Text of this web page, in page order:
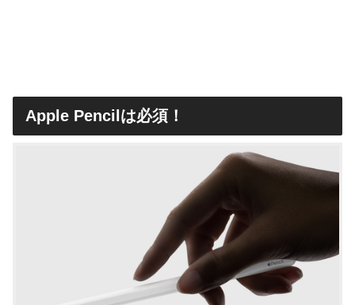
Apple Pencilは必須！